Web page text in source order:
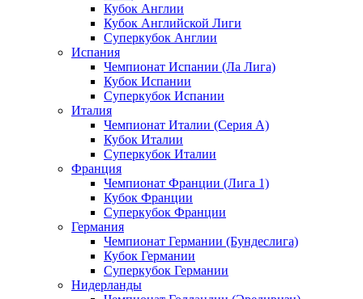
Кубок Англии
Кубок Английской Лиги
Суперкубок Англии
Испания
Чемпионат Испании (Ла Лига)
Кубок Испании
Суперкубок Испании
Италия
Чемпионат Италии (Серия А)
Кубок Италии
Суперкубок Италии
Франция
Чемпионат Франции (Лига 1)
Кубок Франции
Суперкубок Франции
Германия
Чемпионат Германии (Бундеслига)
Кубок Германии
Суперкубок Германии
Нидерланды